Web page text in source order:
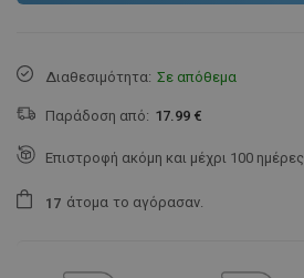
Διαθεσιμότητα: Σε απόθεμα
Παράδοση από: 17.99 €
Επιστροφή ακόμη και μέχρι 100 ημέρες
1 7 άτομα το αγόρασαν.